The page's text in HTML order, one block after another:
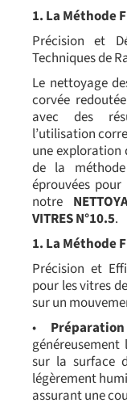
1. La Méthode
Précision et
Techniques de
Le nettoyage
corvée
avec des
l’utilisation
une exploration
de la
éprouvées
notre
VITRES N°10.5.
1. La Méthode
Précision et
pour les vitres
sur un
• Préparation
généreusement
sur la surface
légèrement
assurant une